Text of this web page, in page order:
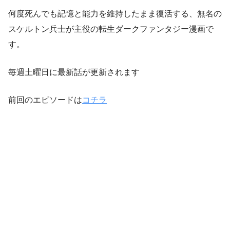
何度死んでも記憶と能力を維持したまま復活する、無名の
スケルトン兵士が主役の転生ダークファンタジー漫画で
す。
毎週土曜日に最新話が更新されます
前回のエピソードはコチラ